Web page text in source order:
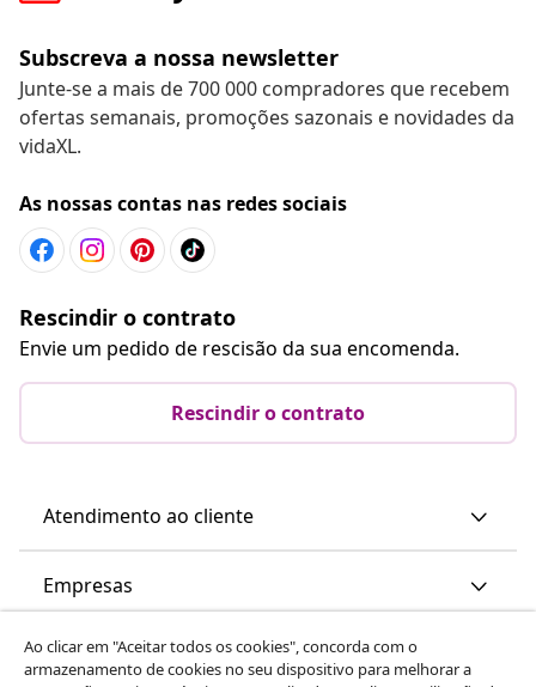
Subscreva a nossa newsletter
Junte-se a mais de 700 000 compradores que recebem
ofertas semanais, promoções sazonais e novidades da
vidaXL.
As nossas contas nas redes sociais
Rescindir o contrato
Envie um pedido de rescisão da sua encomenda.
Rescindir o contrato
Atendimento ao cliente
Empresas
vidaXL
Ao clicar em "Aceitar todos os cookies", concorda com o
armazenamento de cookies no seu dispositivo para melhorar a